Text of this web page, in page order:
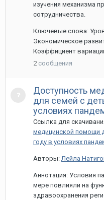
изучения механизма
сотрудничества.
Ключевые слова:
Экономическое
Коэффициент
2 сообщения
Доступность
для семей с
условиях
Ссылка для
медицинской помощи
году в условиях
Авторы:Лейла
Аннотация: Условия
мере повлияли на
здравоохранения